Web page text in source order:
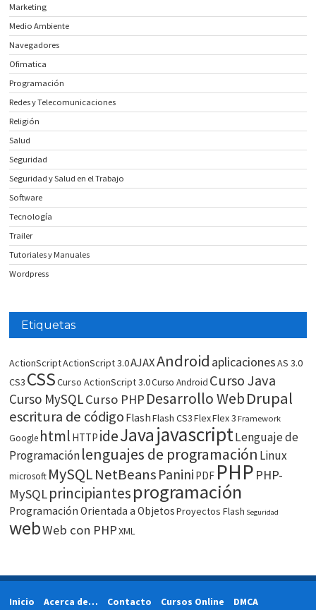
Marketing
Medio Ambiente
Navegadores
Ofimatica
Programación
Redes y Telecomunicaciones
Religión
Salud
Seguridad
Seguridad y Salud en el Trabajo
Software
Tecnología
Trailer
Tutoriales y Manuales
Wordpress
Etiquetas
ActionScriptActionScript 3.0AJAXAndroid aplicacionesAS 3.0
CS3 CSSCurso ActionScript 3.0Curso Android Curso Java
Curso MySQLCurso PHP Desarrollo WebDrupal
escritura de código FlashFlash CS3FlexFlex 3 Framework
Google html HTTP ideJavajavascriptLenguaje de
Programaciónlenguajes de programación Linux
microsoft MySQLNetBeans Panini PDF PHP PHP-
MySQLprincipiantesprogramación
Programación Orientada a ObjetosProyectos Flash Seguridad
webWeb con PHPXML
Inicio Acerca de… Contacto Cursos Online DMCA